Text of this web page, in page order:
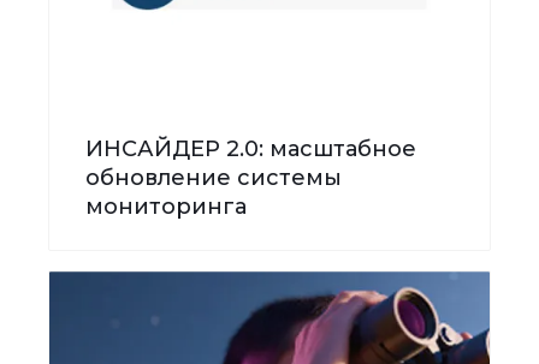
ИНСАЙДЕР 2.0: масштабное
обновление системы
мониторинга